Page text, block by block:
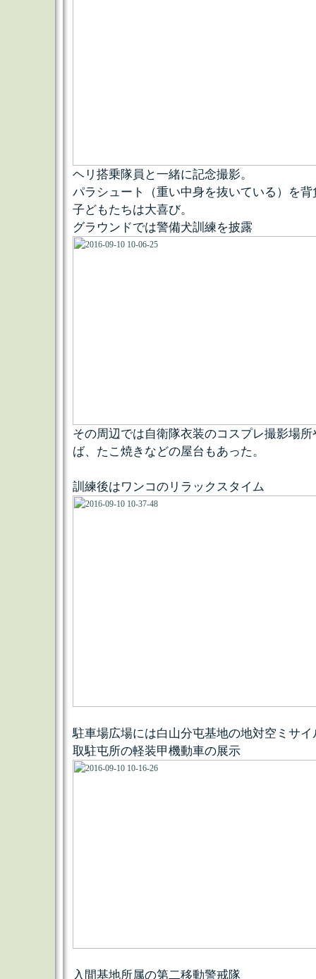
ヘリ搭乗隊員と一緒に記念撮影。
パラシュート（重い中身を抜いている）を
子どもたちは大喜び。
グラウンドでは警備犬訓練を披露
その周辺では自衛隊衣装のコスプレ撮影場
ば、たこ焼きなどの屋台もあった。
訓練後はワンコのリラックスタイム
駐車場広場には白山分屯基地の地対空ミサ
取駐屯所の軽装甲機動車の展示
入間基地所属の第二移動警戒隊